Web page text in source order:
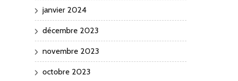
janvier 2024
décembre 2023
novembre 2023
octobre 2023